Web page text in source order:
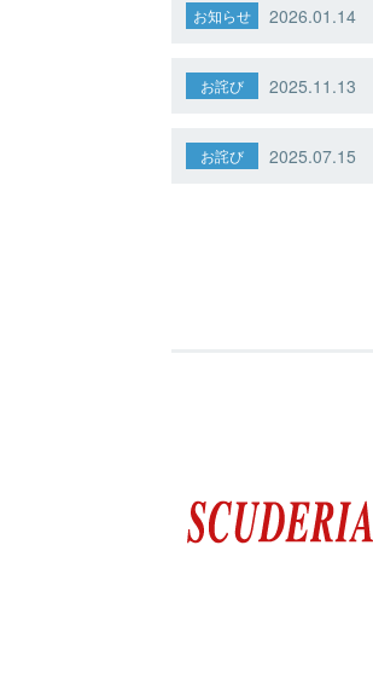
お知らせ 2026.01.14
お詫び 2025.11.13
お詫び 2025.07.15